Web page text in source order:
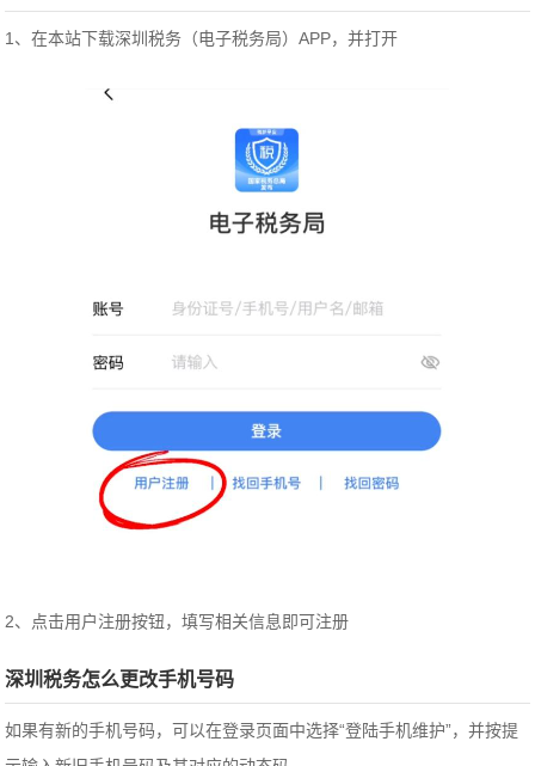
1、在本站下载深圳税务（电子税务局）APP，并打开
2、点击用户注册按钮，填写相关信息即可注册
深圳税务怎么更改手机号码
如果有新的手机号码，可以在登录页面中选择“登陆手机维护”，并按提